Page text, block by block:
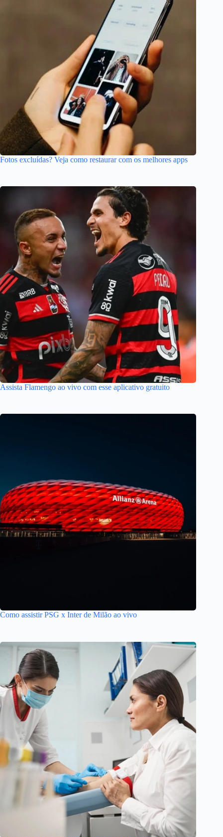
Fotos excluídas? Veja como restaurar com os melhores apps
Assista Flamengo ao vivo com esse aplicativo gratuito
Como assistir PSG x Inter de Milão ao vivo